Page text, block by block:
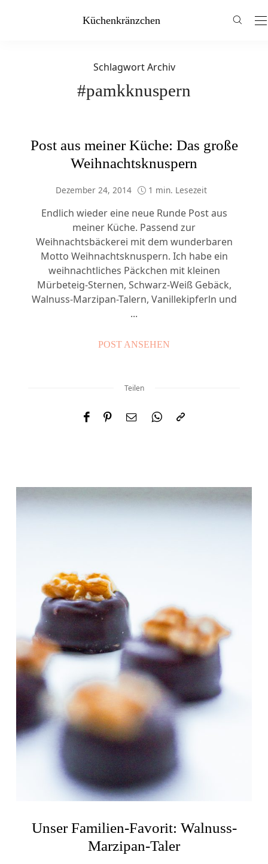
Küchenkränzchen
Schlagwort Archiv
#pamkknuspern
Post aus meiner Küche: Das große
Weihnachtsknuspern
Dezember 24, 2014 1 min. Lesezeit
Endlich wieder eine neue Runde Post aus
meiner Küche. Passend zur
Weihnachtsbäckerei mit dem wunderbaren
Motto Weihnachtsknuspern. Ich habe ein
weihnachtliches Päckchen mit kleinen
Mürbeteig-Sternen, Schwarz-Weiß Gebäck,
Walnuss-Marzipan-Talern, Vanillekipferln und
...
POST ANSEHEN
Teilen
Unser Familien-Favorit: Walnuss-
Marzipan-Taler